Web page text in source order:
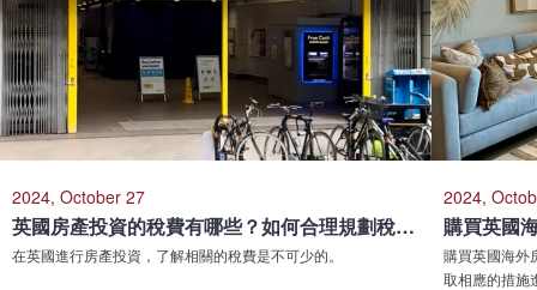
2024, October 27
英國房產投資的稅費有哪些？如何合理規劃稅費成本？
在英國進行房產投資，了解相關的稅費是不可少的。
2024,
購買英國海外
取相應的措施